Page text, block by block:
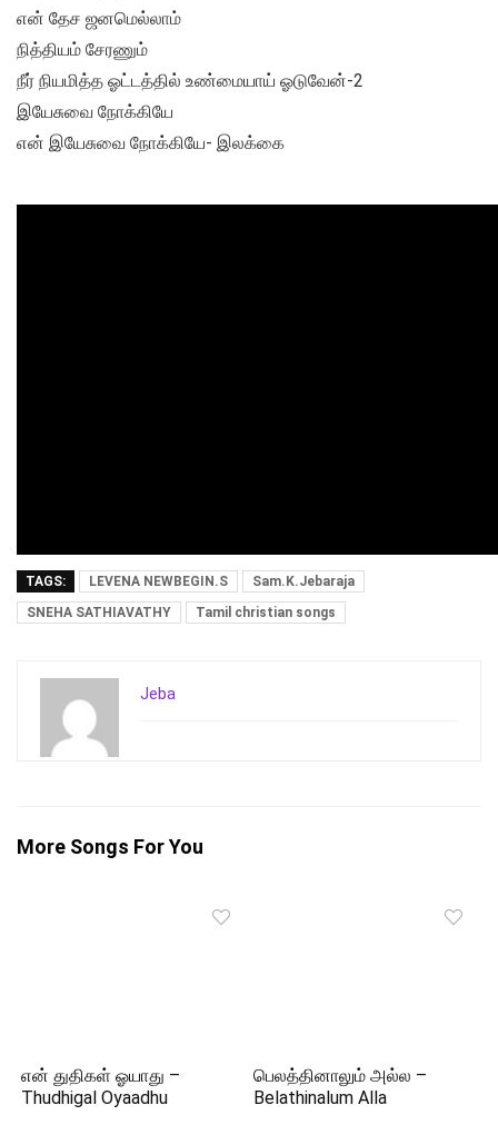
என் தேச ஜனமெல்லாம்
நித்தியம் சேரணும்
நீர் நியமித்த ஓட்டத்தில் உண்மையாய் ஓடுவேன்-2
இயேசுவை நோக்கியே
என் இயேசுவை நோக்கியே- இலக்கை
TAGS: LEVENA NEWBEGIN.S
Sam.K.Jebaraja
SNEHA SATHIAVATHY
Tamil christian songs
Jeba
More Songs For You
என் துதிகள் ஓயாது –
Thudhigal Oyaadhu
பெலத்தினாலும் அல்ல –
Belathinalum Alla